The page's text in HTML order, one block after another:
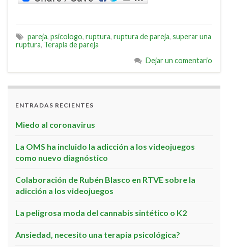
pareja, psicologo, ruptura, ruptura de pareja, superar una
ruptura, Terapia de pareja
Dejar un comentario
ENTRADAS RECIENTES
Miedo al coronavirus
La OMS ha incluido la adicción a los videojuegos
como nuevo diagnóstico
Colaboración de Rubén Blasco en RTVE sobre la
adicción a los videojuegos
La peligrosa moda del cannabis sintético o K2
Ansiedad, necesito una terapia psicológica?